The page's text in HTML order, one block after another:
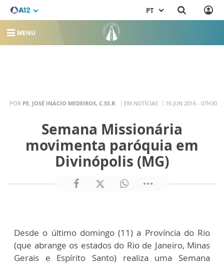
PT
MENU
POR PE. JOSÉ INÁCIO MEDEIROS, C.SS.R. EM NOTÍCIAS 16 JUN 2016 - 07H30
Semana Missionária
movimenta paróquia em
Divinópolis (MG)
Desde o último domingo (11) a Província do Rio
(que abrange os estados do Rio de Janeiro, Minas
Gerais e Espírito Santo) realiza uma Semana